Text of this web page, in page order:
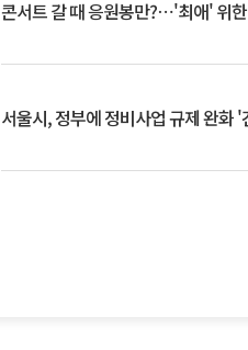
콘서트 갈 때 응원봉만?⋯'최애' 위
서울시, 정부에 정비사업 규제 완